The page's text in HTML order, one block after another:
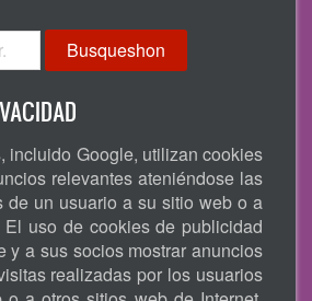
incluido Google, utilizan cookies
relevantes ateniéndose las
de un usuario a su sitio web o a
uso de cookies de publicidad
y a sus socios mostrar anuncios
realizadas por los usuarios